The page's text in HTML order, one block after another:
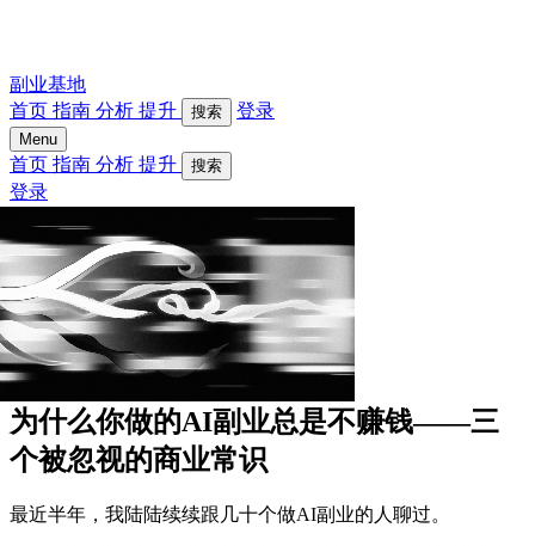
副业基地
首页 指南 分析 提升 搜索 登录
Menu
首页 指南 分析 提升 搜索
登录
为什么你做的AI副业总是不赚钱——三
个被忽视的商业常识
最近半年，我陆陆续续跟几十个做AI副业的人聊过。